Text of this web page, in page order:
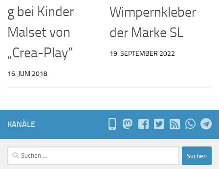
g bei Kinder
Malset von
„Crea-Play“
16. JUNI 2018
Wimpernkleber
der Marke SL
19. SEPTEMBER 2022
KANÄLE
Suchen
nach: